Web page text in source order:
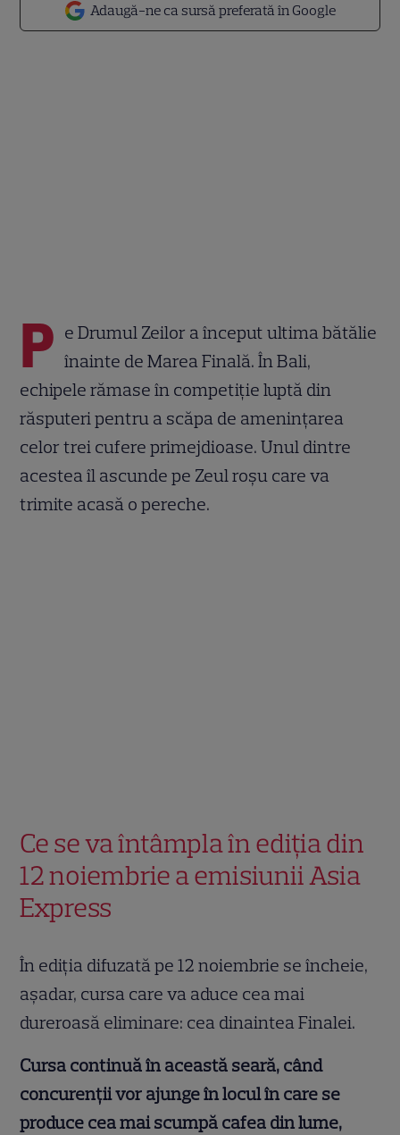
Adaugă-ne ca sursă preferată în Google
P e Drumul Zeilor a început ultima bătălie
înainte de Marea Finală. În Bali,
echipele rămase în competiție luptă din
răsputeri pentru a scăpa de amenințarea
celor trei cufere primejdioase. Unul dintre
acestea îl ascunde pe Zeul roșu care va
trimite acasă o pereche.
Ce se va întâmpla în ediția din
12 noiembrie a emisiunii Asia
Express
În ediția difuzată pe 12 noiembrie se încheie,
așadar, cursa care va aduce cea mai
dureroasă eliminare: cea dinaintea Finalei.
Cursa continuă în această seară, când
concurenții vor ajunge în locul în care se
produce cea mai scumpă cafea din lume,